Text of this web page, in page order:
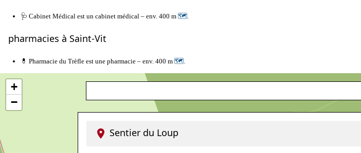
🩺 Cabinet Médical est un cabinet médical – env. 400 m 🗺
pharmacies à Saint-Vit
💊 Pharmacie du Trèfle est une pharmacie – env. 400 m 🗺.
Sentier du Loup
+
−